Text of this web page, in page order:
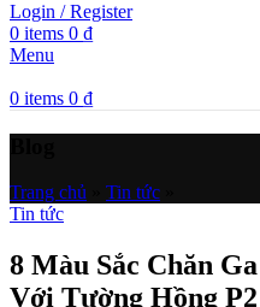
Login / Register
0 items 0 ₫
Menu
0 items 0 ₫
Trang chủ Tin tức
Tin tức
8 Màu Sắc Chăn
Với Tường Hồng P2